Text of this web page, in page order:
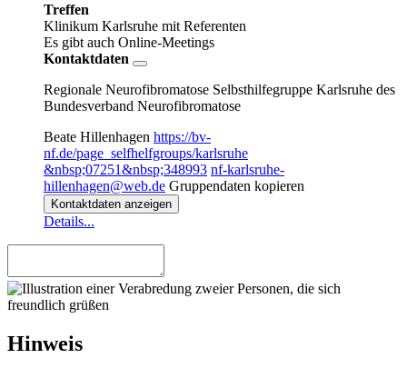
Treffen
Klinikum Karlsruhe mit Referenten
Es gibt auch Online-Meetings
Kontaktdaten
Regionale Neurofibromatose Selbsthilfegruppe Karlsruhe des
Bundesverband Neurofibromatose
Beate Hillenhagen https://bv-
nf.de/page_selfhelfgroups/karlsruhe
&nbsp;07251&nbsp;348993 nf-karlsruhe-
hillenhagen@web.de Gruppendaten kopieren
Kontaktdaten anzeigen
Details...
Hinweis